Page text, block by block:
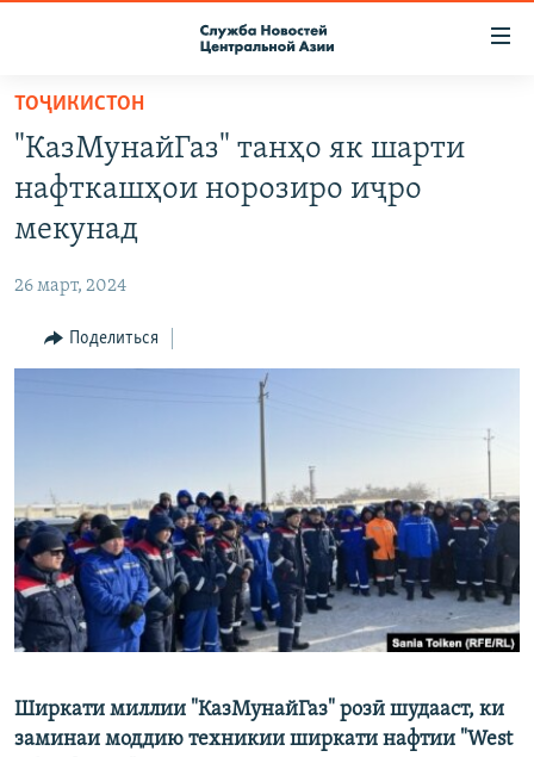
Вернуться
основному
содержанию
Вернутся
главной
навигации
Вернутся
О ПРОЕКТЕ
ПОДПИСКА
КОНТАКТЫ
НАСТОЯЩЕЕ ВРЕМЯ
МИГРАНТ МЕДИА
ТОҶИКИСТОН
"КазМунайГаз" танҳо як шарти
нафткашҳои норозиро иҷро
мекунад
26 март, 2024
Поделиться
Ширкати миллии "КазМунайГаз" розӣ шудааст, ки
заминаи моддию техникии ширкати нафтии "West